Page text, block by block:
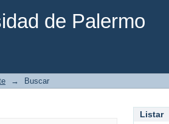
de Palermo
→ Buscar
Listar